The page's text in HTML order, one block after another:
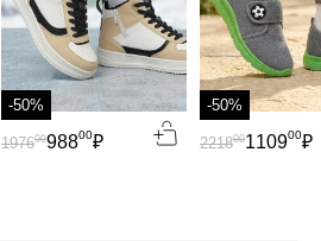
-50%
98800₽
197600
-50%
110900₽
221800